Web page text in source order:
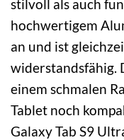
stilvoll als auch
hochwertigem
an und ist
widerstandsfähig.
einem schmalen
Tablet noch
Galaxy Tab S9